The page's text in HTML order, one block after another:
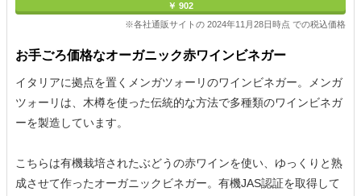
￥ 902
※各社通販サイトの 2024年11月28日時点 での税込価格
お手ごろ価格なオーガニック赤ワインビネガー
イタリアに拠点を置くメンガツォーリのワインビネガー。メンガ
ツォーリは、木樽を使った伝統的な方法で多種類のワインビネガ
ーを製造しています。
こちらは有機栽培されたぶどうの赤ワインを使い、ゆっくりと熟
成させて作ったオーガニックビネガー。有機JAS認証を取得して